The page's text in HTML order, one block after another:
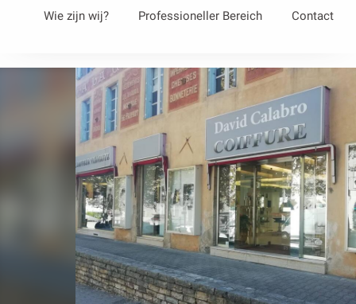
Wie zijn wij? Professioneller Bereich Contact